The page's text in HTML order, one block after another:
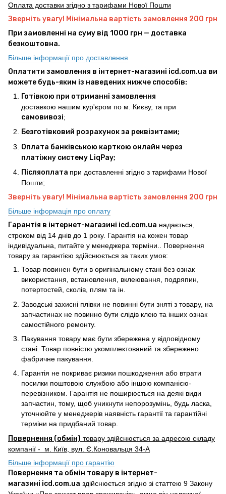
Оплата доставки згідно з тарифами Нової Пошти
Зверніть увагу! Мінімальна вартість замовлення 200 грн
При замовленні на суму від 1000 грн — доставка
безкоштовна.
Більше інформації про доставлення
Оплатити замовлення в інтернет-магазині icd.com.ua ви
можете будь-яким із наведених нижче способів:
Готівкою при отриманні замовлення
доставкою нашим кур'єром по м. Києву, та при
самовивозі;
Безготівковий розрахунок за реквізитами;
Оплата банківською карткою онлайн через
платіжну систему LiqPay;
Післяоплата при доставленні згідно з тарифами Нової
Пошти;
Зверніть увагу! Мінімальна вартість замовлення 200 грн
Більше інформація про оплату
Гарантія в інтернет-магазині icd.com.ua надається,
строком від 14 днів до 1 року. Гарантія на кожен товар
індивідуальна, питайте у менеджера терміни.. Повернення
товару за гарантією здійснюється за таких умов:
Товар повинен бути в оригінальному стані без ознак
використання, встановлення, вклеювання, подряпин,
потертостей, сколів, плям та ін.
Заводські захисні плівки не повинні бути зняті з товару, на
запчастинах не повинно бути слідів клею та інших ознак
самостійного ремонту.
Пакування товару має бути збережена у відповідному
стані. Товар повністю укомплектований та збережено
фабричне пакування.
Гарантія не покриває ризики пошкодження або втрати
посилки поштовою службою або іншою компанією-
перевізником. Гарантія не поширюється на деякі види
запчастин, тому, щоб уникнути непорозумінь, будь ласка,
уточнюйте у менеджерів наявність гарантії та гарантійні
терміни на придбаний товар.
Повернення (обмін) товару здійснюється за адресою складу
компанії - м. Київ, вул. Є.Коновальця 34-А
Більше інформації про гарантію
Повернення та обмін товару в інтернет-
магазині icd.com.ua здійснюється згідно зі статтею 9 Закону